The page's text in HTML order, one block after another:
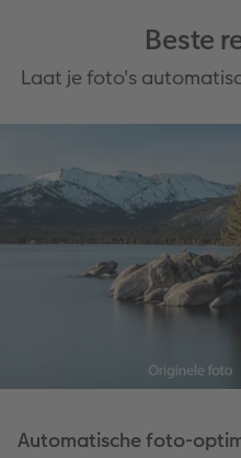
Beste
Laat je foto's
Automatische foto-